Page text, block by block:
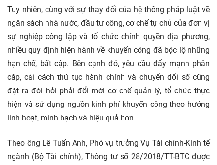
Tuy nhiên, cùng với sự thay đổi của hệ thống pháp luật về
ngân sách nhà nước, đầu tư công, cơ chế tự chủ của đơn vị
sự nghiệp công lập và tổ chức chính quyền địa phương,
nhiều quy định hiện hành về khuyến công đã bộc lộ những
hạn chế, bất cập. Bên cạnh đó, yêu cầu đẩy mạnh phân
cấp, cải cách thủ tục hành chính và chuyển đổi số cũng
đặt ra đòi hỏi phải đổi mới cơ chế quản lý, tổ chức thực
hiện và sử dụng nguồn kinh phí khuyến công theo hướng
linh hoạt, minh bạch và hiệu quả hơn.
Theo ông Lê Tuấn Anh, Phó vụ trưởng Vụ Tài chính-Kinh tế
ngành (Bộ Tài chính), Thông tư số 28/2018/TT-BTC được